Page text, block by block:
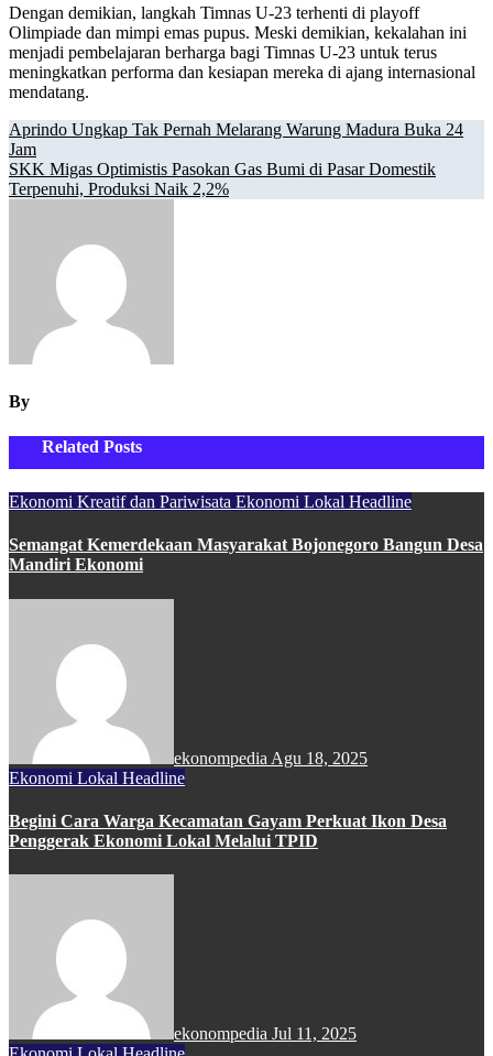
Dengan demikian, langkah Timnas U-23 terhenti di playoff
Olimpiade dan mimpi emas pupus. Meski demikian, kekalahan ini
menjadi pembelajaran berharga bagi Timnas U-23 untuk terus
meningkatkan performa dan kesiapan mereka di ajang internasional
mendatang.
Navigasi
pos
Aprindo Ungkap Tak Pernah Melarang Warung Madura Buka 24
Jam
SKK Migas Optimistis Pasokan Gas Bumi di Pasar Domestik
Terpenuhi, Produksi Naik 2,2%
By
Related Posts
Ekonomi Kreatif dan Pariwisata Ekonomi Lokal Headline
Semangat Kemerdekaan Masyarakat Bojonegoro Bangun Desa
Mandiri Ekonomi
ekonompedia Agu 18, 2025
Ekonomi Lokal Headline
Begini Cara Warga Kecamatan Gayam Perkuat Ikon Desa
Penggerak Ekonomi Lokal Melalui TPID
ekonompedia Jul 11, 2025